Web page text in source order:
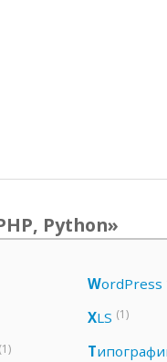
Python»
(1)
WordPress
XLS (1)
Т